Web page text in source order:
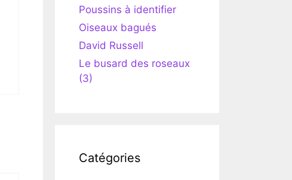
Poussins à identifier
Oiseaux bagués
David Russell
Le busard des roseaux
(3)
Catégories